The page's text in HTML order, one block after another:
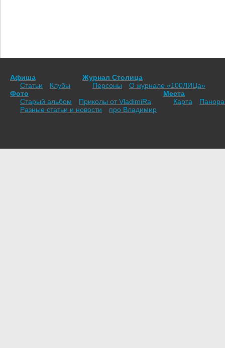
Афиша
Статьи
Клубы
Журнал Столица
Персоны
О журнале «100ЛИЦа»
Фото
Старый альбом
Приколы от VladimiRа
Места
Карта
Разные статьи и новости
про Владимир